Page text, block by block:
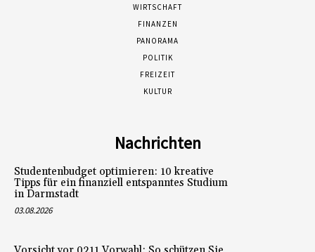
WIRTSCHAFT
FINANZEN
PANORAMA
POLITIK
FREIZEIT
KULTUR
Nachrichten
Studentenbudget optimieren: 10 kreative
Tipps für ein finanziell entspanntes Studium
in Darmstadt
03.08.2026